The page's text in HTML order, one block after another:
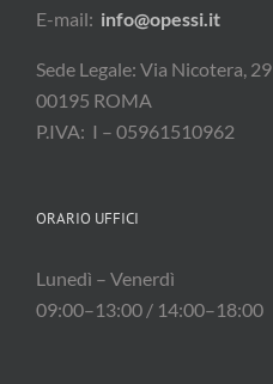
E-mail: info@opessi.it
Sede Legale: Via Nicotera, 29
00195 ROMA
P.IVA: I – 05961510962
ORARIO UFFICI
Lunedì – Venerdì
09:00–13:00 / 14:00–18:00